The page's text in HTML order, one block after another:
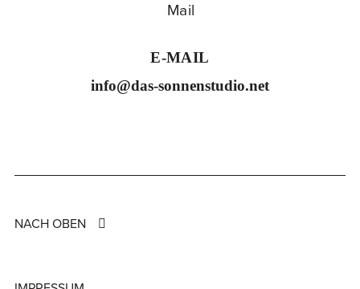
E-MAIL
info@das-sonnenstudio.net
NACH OBEN